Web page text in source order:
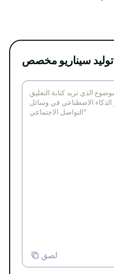
توليد سيناريو مخصص
لصق